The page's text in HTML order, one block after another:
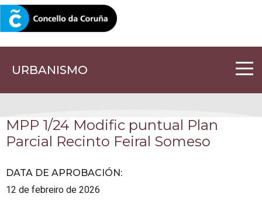
URBANISMO
CORUNA.GAL
MPP 1/24 Modific puntual Plan
Parcial Recinto Feiral Someso
DATA DE APROBACIÓN:
12 de febreiro de 2026